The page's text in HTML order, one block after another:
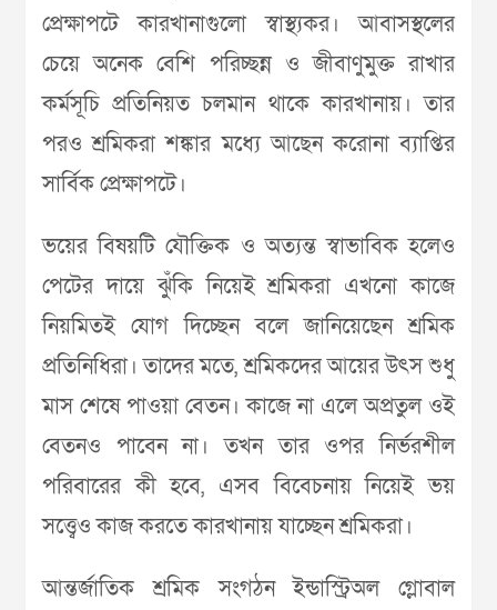
প্রেক্ষাপটে কারখানাগুলো স্বাস্থ্যকর। আবাসস্থলের
চেয়ে অনেক বেশি পরিচ্ছন্ন ও জীবাণুমুক্ত রাখার
কর্মসূচি প্রতিনিয়ত চলমান থাকে কারখানায়। তার
পরও শ্রমিকরা শঙ্কার মধ্যে আছেন করোনা ব্যাপ্তির
সার্বিক প্রেক্ষাপটে।
ভয়ের বিষয়টি যৌক্তিক ও অত্যন্ত স্বাভাবিক হলেও
পেটের দায়ে ঝুঁকি নিয়েই শ্রমিকরা এখনো কাজে
নিয়মিতই যোগ দিচ্ছেন বলে জানিয়েছেন শ্রমিক
প্রতিনিধিরা। তাদের মতে, শ্রমিকদের আয়ের উৎস শুধু
মাস শেষে পাওয়া বেতন। কাজে না এলে অপ্রতুল ওই
বেতনও পাবেন না। তখন তার ওপর নির্ভরশীল
পরিবারের কী হবে, এসব বিবেচনায় নিয়েই ভয়
সত্ত্বেও কাজ করতে কারখানায় যাচ্ছেন শ্রমিকরা।
আন্তর্জাতিক শ্রমিক সংগঠন ইন্ডাস্ট্রিঅল গ্লোবাল